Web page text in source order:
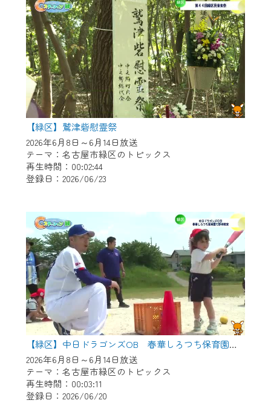
【緑区】鷲津砦慰霊祭
2026年6月8日～6月14日放送
テーマ：名古屋市緑区のトピックス
再生時間：00:02:44
登録日：2026/06/23
【緑区】中日ドラゴンズOB 春華しろつち保育園で野球教室
2026年6月8日～6月14日放送
テーマ：名古屋市緑区のトピックス
再生時間：00:03:11
登録日：2026/06/20